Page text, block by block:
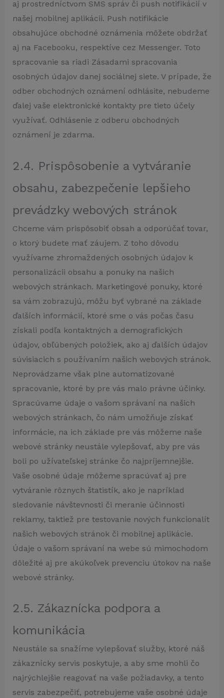
aj prostredníctvom SMS správ či push notifikácií v
našej mobilnej aplikácii. Push notifikácie
obsahujúce obchodné oznámenia môžete obdržať
aj na Facebooku, respektíve cez Messenger. Toto
spracovanie sa riadi Zásadami spracovania
osobných údajov danej sociálnej siete. V prípade, že
odber obchodných oznámení odhlásite, nebudeme
ďalej vaše elektronické kontakty pre tieto účely
využívať. Odhlásenie z odberu obchodných
oznámení je zdarma.
2.4. Prispôsobenie a vytváranie
obsahu, zabezpečenie lepšieho
prevádzky webových stránok
Chceme vám prispôsobiť obsah a odporúčať tovar,
o ktorý budete mať záujem. Z toho dôvodu
využívame zhromaždených osobných údajov k
personalizácii obsahu a ponuky na našich
webových stránkach. Marketingové ponuky, ktoré
sa vám zobrazujú, môžu byť vybrané na základe
ďalších informácií, ktoré sme o vás počas času
získali podľa kontaktných a demografických
údajov, obľúbených položiek, ako aj ďalších údajov
súvisiacich s používaním našich webových stránok.
Neprovádzame však plne automatizované
spracovanie, ktoré by pre vás malo právne účinky.
Spracúvame údaje o vašom správaní na našich
webových stránkach, čo nám umožňuje získať
informácie, na ich základe pre vás môžeme naše
webové stránky neustále vylepšovať, aby pre vás
boli po užívateľskej stránke čo najpríjemnejšie.
Vaše osobné údaje môžeme spracúvať aj pre
vytváranie rôznych štatistík, ako je napríklad
sledovanie návštevnosti či meranie účinnosti
reklamy, taktiež pre testovanie nových funkcionalít
našich webových stránok či mobilnej aplikácie.
Údaje o vašom správaní na webe sú mimochodom
dôležité aj pre akúkoľvek prevenciu útokov na naše
webové stránky.
2.5. Zákaznícka podpora a
komunikácia
Neustále sa snažíme vylepšovať služby, ktoré náš
zákaznícky servis poskytuje, a aby sme mohli čo
najrýchlejšie reagovať na vaše požiadavky, a tento
servis zabezpečiť, potrebujeme vaše osobné údaje